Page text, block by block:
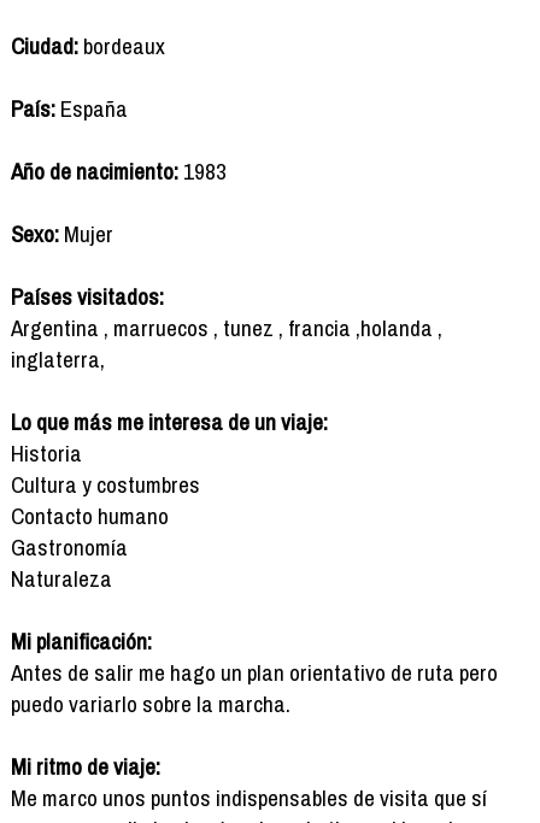
Ciudad:bordeaux
País:España
Año de nacimiento:1983
Sexo:Mujer
Países visitados:
Argentina , marruecos , tunez , francia ,holanda ,
inglaterra,
Lo que más me interesa de un viaje:
Historia
Cultura y costumbres
Contacto humano
Gastronomía
Naturaleza
Mi planificación:
Antes de salir me hago un plan orientativo de ruta pero
puedo variarlo sobre la marcha.
Mi ritmo de viaje:
Me marco unos puntos indispensables de visita que sí